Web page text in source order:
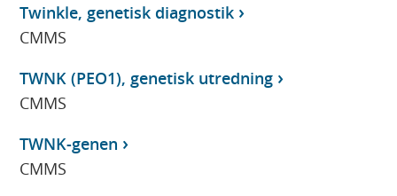
Twinkle, genetisk diagnostik
CMMS
TWNK (PEO1), genetisk utredning
CMMS
TWNK-genen
CMMS